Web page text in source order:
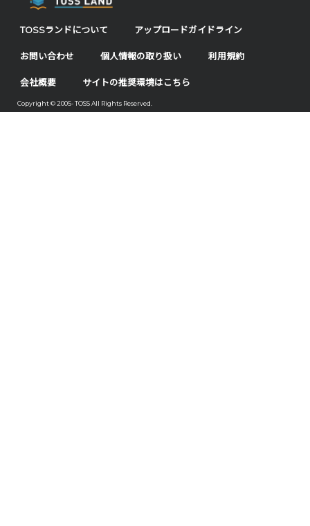
TOSSランドについて アップロードガイドライン
お問い合わせ 個人情報の取り扱い 利用規約
会社概要 サイトの推奨環境はこちら
Copyright © 2005- TOSS All Rights Reserved.